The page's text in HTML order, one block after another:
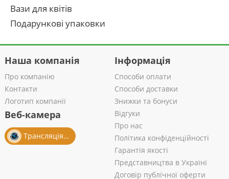
Вази для квітів
Подарункові упаковки
Наша компанія
Про компанію
Контакти
Логотип компанії
Веб-камера
Трансляція із салону
Інформація
Способи оплати
Способи доставки
Знижки та бонуси
Відгуки
Про нас
Політика конфіденційності
Гарантія якості
Представництва в Україні
Договір публічної оферти